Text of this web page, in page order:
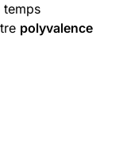
temps
polyvalence